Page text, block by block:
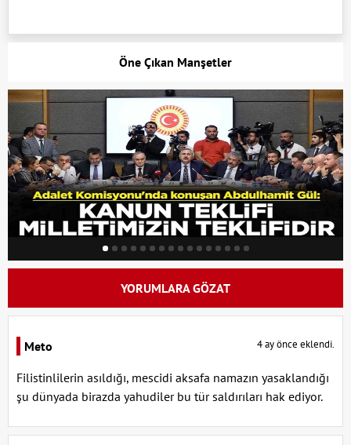
Öne Çıkan Manşetler
YORUMLARA GÖZAT
Meto 4 ay önce eklendi.
Filistinlilerin asıldığı, mescidi aksafa namazın yasaklandığı
şu dünyada birazda yahudiler bu tür saldırıları hak ediyor.